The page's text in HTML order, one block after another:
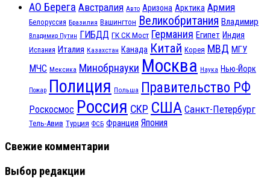
АО Берега Австралия Авто Аризона Арктика Армия
Белоруссия Бразилия Вашингтон Великобритания Владимир
Владимир Путин ГИБДД ГК СК Мост Германия Египет Индия
Испания Италия Казахстан Канада Китай Корея МВД МГУ
МЧС Мексика Минобрнауки Москва Наука Нью-Йорк
Пожар Полиция Польша Правительство РФ
Роскосмос Россия СКР США Санкт-Петербург
Тель-Авив Турция ФСБ Франция Япония
Свежие комментарии
Выбор редакции